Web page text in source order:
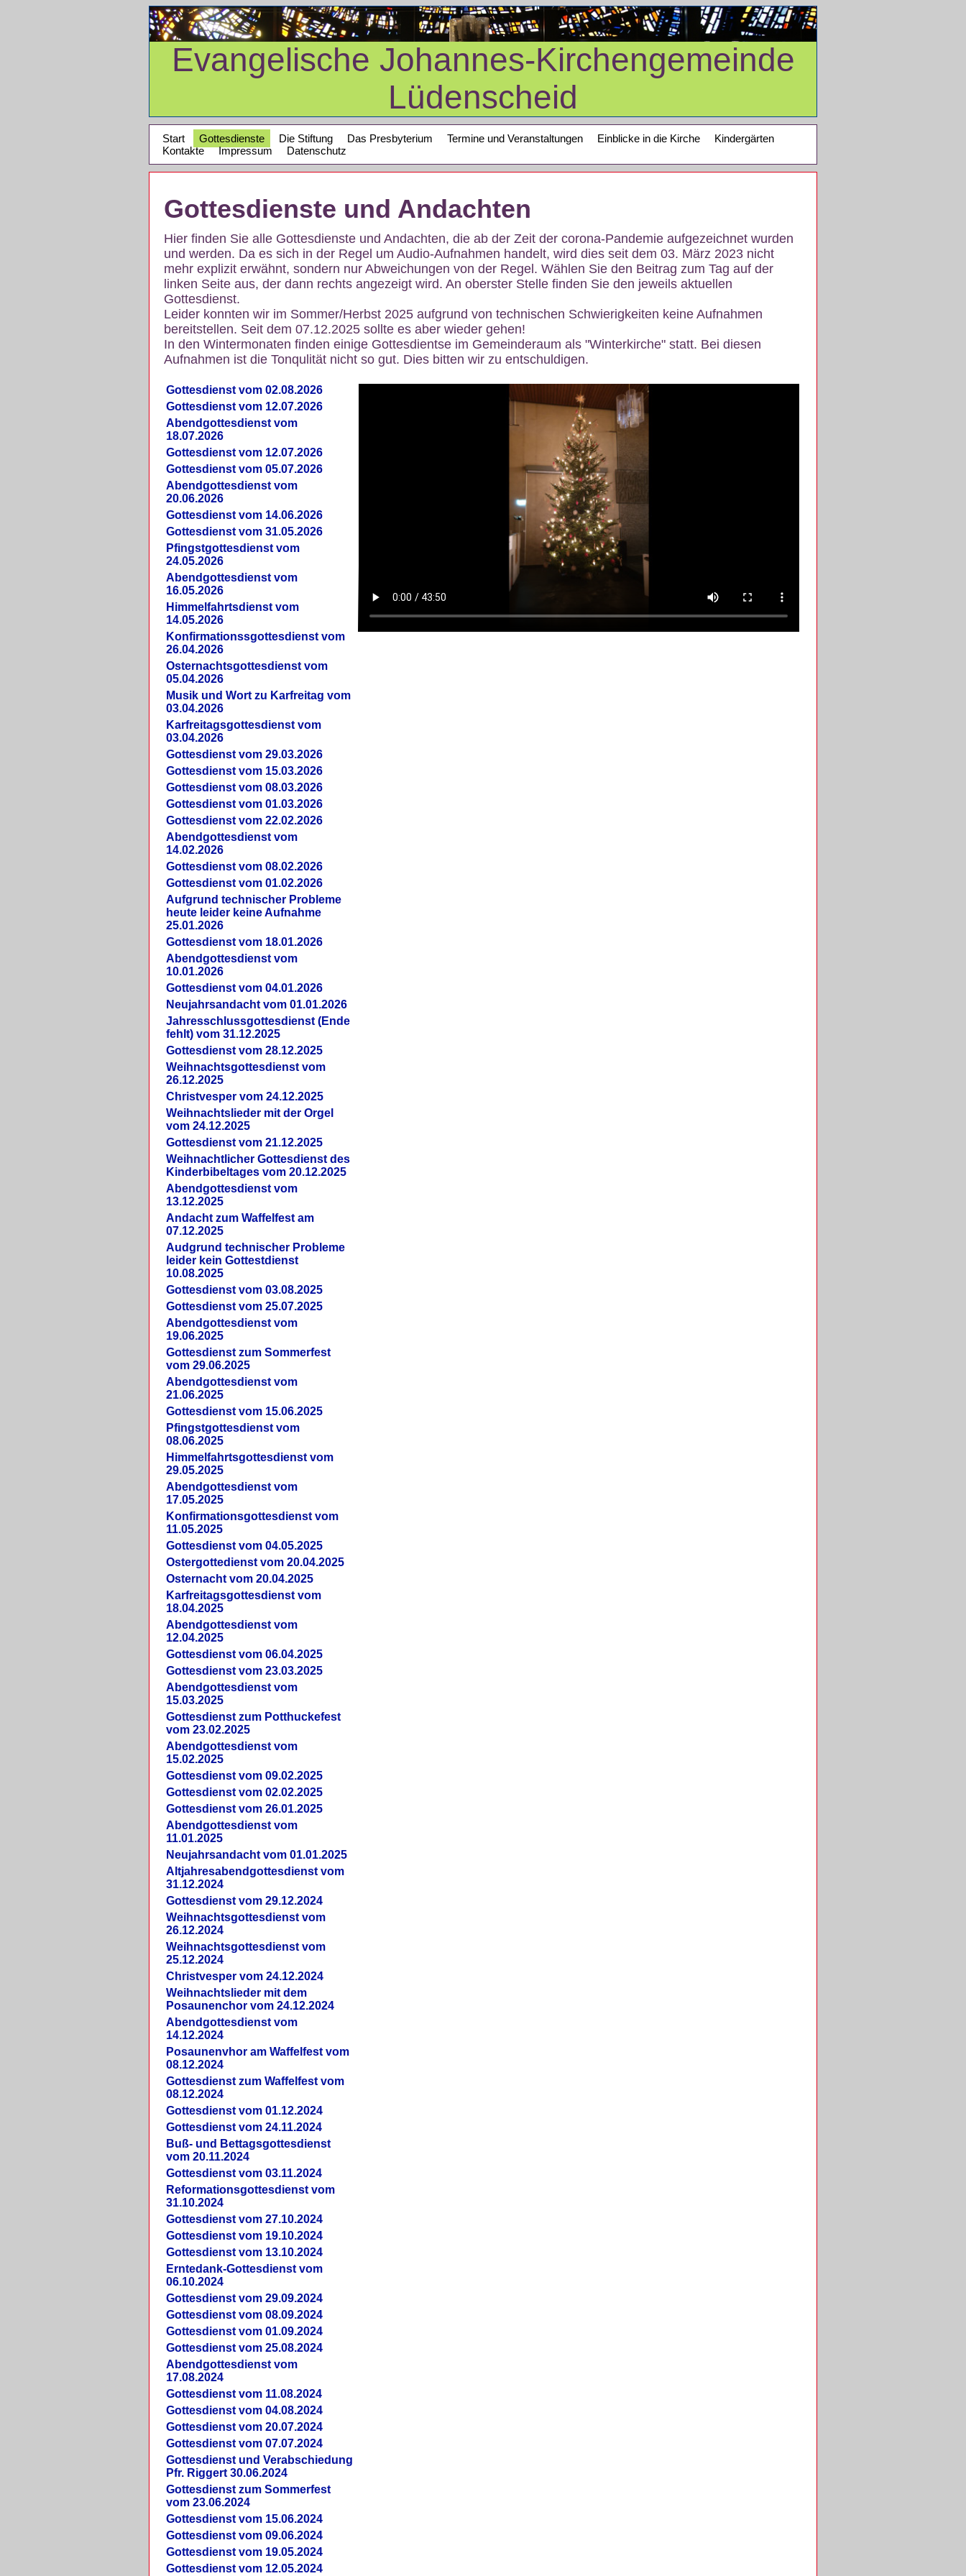
Evangelische Johannes-Kirchengemeinde
Lüdenscheid
Start Gottesdienste Die Stiftung Das Presbyterium Termine und Veranstaltungen Einblicke in die Kirche
Kindergärten
Kontakte
Impressum Datenschutz
Gottesdienste und Andachten
Hier finden Sie alle Gottesdienste und Andachten, die ab der Zeit der corona-Pandemie aufgezeichnet wurden
und werden. Da es sich in der Regel um Audio-Aufnahmen handelt, wird dies seit dem 03. März 2023 nicht
mehr explizit erwähnt, sondern nur Abweichungen von der Regel. Wählen Sie den Beitrag zum Tag auf der
linken Seite aus, der dann rechts angezeigt wird. An oberster Stelle finden Sie den jeweils aktuellen
Gottesdienst.
Leider konnten wir im Sommer/Herbst 2025 aufgrund von technischen Schwierigkeiten keine Aufnahmen
bereitstellen. Seit dem 07.12.2025 sollte es aber wieder gehen!
In den Wintermonaten finden einige Gottesdientse im Gemeinderaum als "Winterkirche" statt. Bei diesen
Aufnahmen ist die Tonqulität nicht so gut. Dies bitten wir zu entschuldigen.
Gottesdienst vom 02.08.2026
Gottesdienst vom 12.07.2026
Abendgottesdienst vom
18.07.2026
Gottesdienst vom 12.07.2026
Gottesdienst vom 05.07.2026
Abendgottesdienst vom
20.06.2026
Gottesdienst vom 14.06.2026
Gottesdienst vom 31.05.2026
Pfingstgottesdienst vom
24.05.2026
Abendgottesdienst vom
16.05.2026
Himmelfahrtsdienst vom
14.05.2026
Konfirmationssgottesdienst vom
26.04.2026
Osternachtsgottesdienst vom
05.04.2026
Musik und Wort zu Karfreitag vom
03.04.2026
Karfreitagsgottesdienst vom
03.04.2026
Gottesdienst vom 29.03.2026
Gottesdienst vom 15.03.2026
Gottesdienst vom 08.03.2026
Gottesdienst vom 01.03.2026
Gottesdienst vom 22.02.2026
Abendgottesdienst vom
14.02.2026
Gottesdienst vom 08.02.2026
Gottesdienst vom 01.02.2026
Aufgrund technischer Probleme
heute leider keine Aufnahme
25.01.2026
Gottesdienst vom 18.01.2026
Abendgottesdienst vom
10.01.2026
Gottesdienst vom 04.01.2026
Neujahrsandacht vom 01.01.2026
Jahresschlussgottesdienst (Ende
fehlt) vom 31.12.2025
Gottesdienst vom 28.12.2025
Weihnachtsgottesdienst vom
26.12.2025
Christvesper vom 24.12.2025
Weihnachtslieder mit der Orgel
vom 24.12.2025
Gottesdienst vom 21.12.2025
Weihnachtlicher Gottesdienst des
Kinderbibeltages vom 20.12.2025
Abendgottesdienst vom
13.12.2025
Andacht zum Waffelfest am
07.12.2025
Audgrund technischer Probleme
leider kein Gottestdienst
10.08.2025
Gottesdienst vom 03.08.2025
Gottesdienst vom 25.07.2025
Abendgottesdienst vom
19.06.2025
Gottesdienst zum Sommerfest
vom 29.06.2025
Abendgottesdienst vom
21.06.2025
Gottesdienst vom 15.06.2025
Pfingstgottesdienst vom
08.06.2025
Himmelfahrtsgottesdienst vom
29.05.2025
Abendgottesdienst vom
17.05.2025
Konfirmationsgottesdienst vom
11.05.2025
Gottesdienst vom 04.05.2025
Ostergottedienst vom 20.04.2025
Osternacht vom 20.04.2025
Karfreitagsgottesdienst vom
18.04.2025
Abendgottesdienst vom
12.04.2025
Gottesdienst vom 06.04.2025
Gottesdienst vom 23.03.2025
Abendgottesdienst vom
15.03.2025
Gottesdienst zum Potthuckefest
vom 23.02.2025
Abendgottesdienst vom
15.02.2025
Gottesdienst vom 09.02.2025
Gottesdienst vom 02.02.2025
Gottesdienst vom 26.01.2025
Abendgottesdienst vom
11.01.2025
Neujahrsandacht vom 01.01.2025
Altjahresabendgottesdienst vom
31.12.2024
Gottesdienst vom 29.12.2024
Weihnachtsgottesdienst vom
26.12.2024
Weihnachtsgottesdienst vom
25.12.2024
Christvesper vom 24.12.2024
Weihnachtslieder mit dem
Posaunenchor vom 24.12.2024
Abendgottesdienst vom
14.12.2024
Posaunenvhor am Waffelfest vom
08.12.2024
Gottesdienst zum Waffelfest vom
08.12.2024
Gottesdienst vom 01.12.2024
Gottesdienst vom 24.11.2024
Buß- und Bettagsgottesdienst
vom 20.11.2024
Gottesdienst vom 03.11.2024
Reformationsgottesdienst vom
31.10.2024
Gottesdienst vom 27.10.2024
Gottesdienst vom 19.10.2024
Gottesdienst vom 13.10.2024
Erntedank-Gottesdienst vom
06.10.2024
Gottesdienst vom 29.09.2024
Gottesdienst vom 08.09.2024
Gottesdienst vom 01.09.2024
Gottesdienst vom 25.08.2024
Abendgottesdienst vom
17.08.2024
Gottesdienst vom 11.08.2024
Gottesdienst vom 04.08.2024
Gottesdienst vom 20.07.2024
Gottesdienst vom 07.07.2024
Gottesdienst und Verabschiedung
Pfr. Riggert 30.06.2024
Gottesdienst zum Sommerfest
vom 23.06.2024
Gottesdienst vom 15.06.2024
Gottesdienst vom 09.06.2024
Gottesdienst vom 19.05.2024
Gottesdienst vom 12.05.2024